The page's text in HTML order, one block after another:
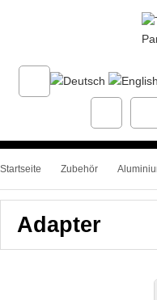
Startseite Zubehör
Adapter